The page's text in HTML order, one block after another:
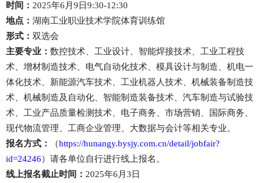
时间： 2025年6月9日9:30-12:30
地点： 湖南工业职业技术学院体育训练馆
形式： 双选会
主要专业： 数控技术、工业设计、智能焊接技术、工业工程技
术、增材制造技术、电气自动化技术、模具设计与制造、机电一
体化技术、新能源汽车技术、工业机器人技术、机械装备制造技
术、机械制造及自动化、智能制造装备技术、汽车制造与试验技
术、工业产品质量检测技术、电子商务、市场营销、国际商务、
现代物流管理、工商企业管理、大数据与会计等相关专业。
报名方式：
（https://hunangy.bysjy.com.cn/detail/jobfair?
id=24246）请各单位自行进行线上报名。
线上报名截止时间： 2025年6月3日